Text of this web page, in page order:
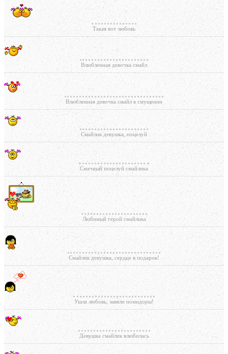
Такая вот любовь
Влюбленная девочка смайл
Влюбленная девочка смайл в смущении
Смайлик девушка, поцелуй
Смачный поцелуй смайлика
Любимый герой смайлика
Смайлик девушка, сердце в подарок!
Ушла любовь, завяли помидоры!
Девушка смайлик влюбилась